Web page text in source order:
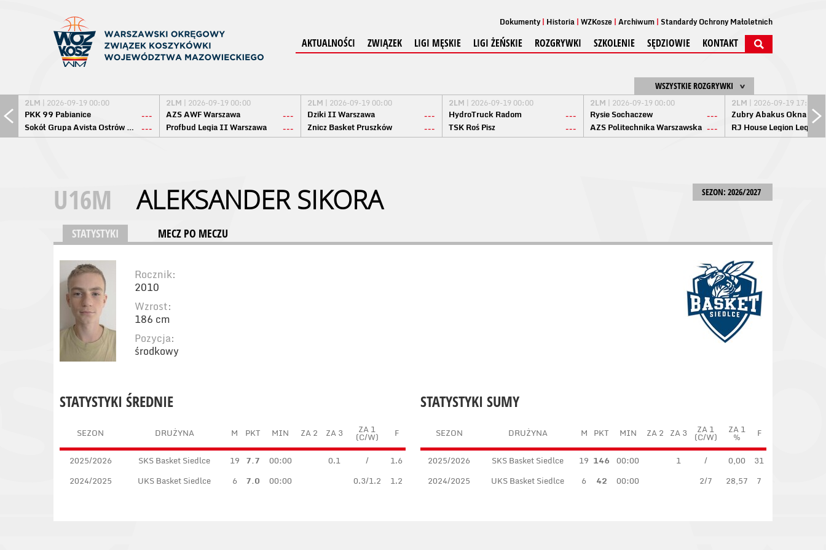
Dokumenty Historia WZKosze Archiwum Standardy Ochrony Małoletnich
AKTUALNOŚCI ZWIĄZEK LIGI MĘSKIE LIGI ŻEŃSKIE ROZGRYWKI SZKOLENIE SĘDZIOWIE KONTAKT
WSZYSTKIE ROZGRYWKI
2LM | 2026-09-19 00:00
PKK 99 Pabianice
---
Sokół Grupa Avista Ostrów Maz. ---
2LM | 2026-09-19 00:00
AZS AWF Warszawa
---
Profbud Legia II Warszawa
---
2LM | 2026-09-19 00:00
Dziki II Warszawa
---
Znicz Basket Pruszków
---
2LM | 2026-09-19 00:00
HydroTruck Radom
---
TSK Roś Pisz
---
2LM | 2026-09-19 00:00
Rysie Sochaczew
---
AZS Politechnika Warszawska ---
2LM | 2026-09-19 17:00
Żubry Abakus Okna
RJ House Legion
SEZON: 2026/2027
U16M ALEKSANDER SIKORA
STATYSTYKI MECZ PO MECZU
Rocznik:
2010
Wzrost:
186 cm
Pozycja:
środkowy
STATYSTYKI SUMY
SEZON DRUŻYNA M PKT MIN ZA 2 ZA 3 ZA 1
(C/W)
ZA 1
% F
2025/2026 SKS Basket Siedlce 19 146 00:00 1 / 0,00
31
2024/2025
UKS Basket Siedlce 6 42 00:00 2/7 28,57 7
STATYSTYKI ŚREDNIE
SEZON DRUŻYNA M PKT MIN ZA 2 ZA 3 ZA 1
(C/W) F
2025/2026 SKS Basket Siedlce 19 7.7 00:00 0.1 /
1.6
2024/2025
UKS Basket Siedlce 6 7.0 00:00 0.3/1.2 1.2